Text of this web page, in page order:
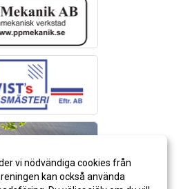
vi nödvändiga cookies från
kan också använda